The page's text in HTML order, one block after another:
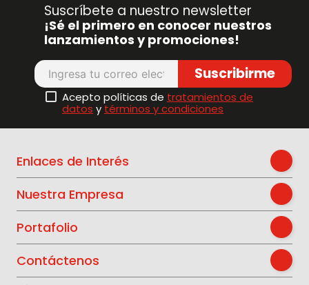
Suscríbete a nuestro newsletter
¡Sé el primero en conocer nuestros
lanzamientos y promociones!
Suscribirme
Acepto políticas de tratamientos de
datos y términos y condiciones
Enlaces de Interés
Nuestra Empresa
Portafolio
Contáctenos